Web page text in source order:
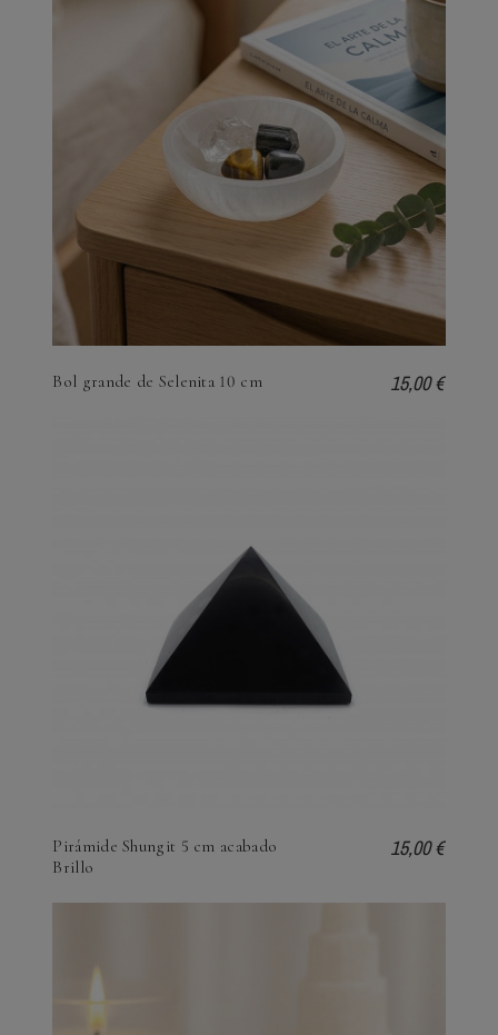
Bol grande de Selenita 10 cm 15,00 €
Pirámide Shungit 5 cm acabado
Brillo
15,00 €